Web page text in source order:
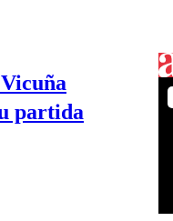
partida